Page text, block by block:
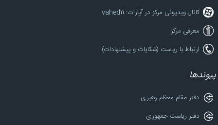
کانال ویدیوئی مرکز در آپارات: vahed11
معرفی مرکز
ارتباط با ریاست (شکایات و پیشنهادات)
پیوندها
دفتر مقام معظم رهبری
دفتر ریاست جمهوری